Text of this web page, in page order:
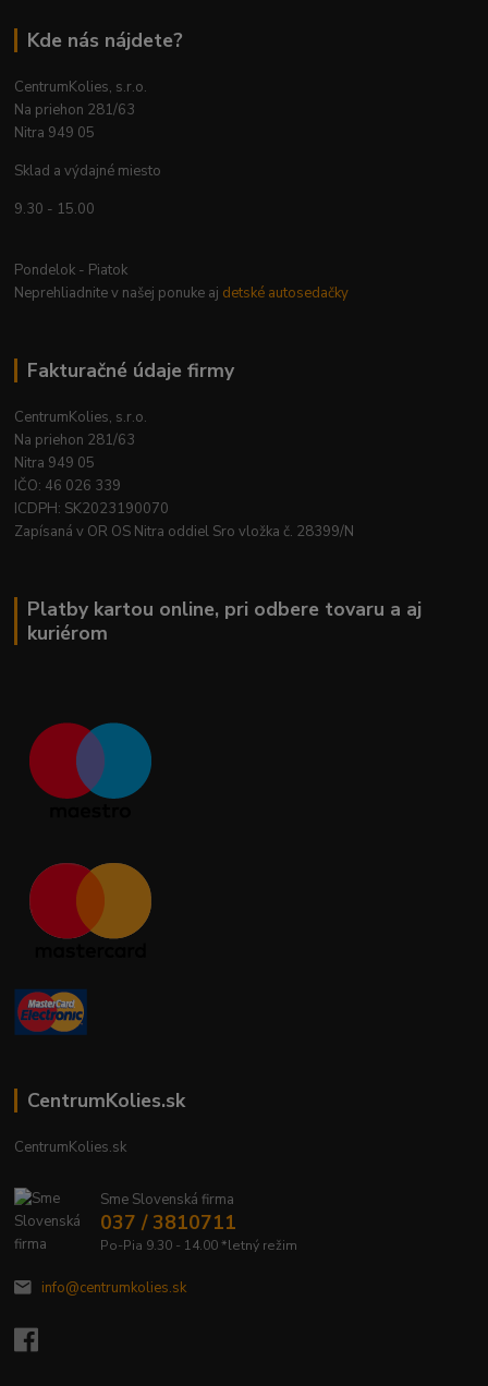
Kde nás nájdete?
CentrumKolies, s.r.o.
Na priehon 281/63
Nitra 949 05
Sklad a výdajné miesto
9.30 - 15.00
Pondelok - Piatok
Neprehliadnite v našej ponuke aj detské autosedačky
Fakturačné údaje firmy
CentrumKolies, s.r.o.
Na priehon 281/63
Nitra 949 05
IČO: 46 026 339
ICDPH: SK2023190070
Zapísaná v OR OS Nitra oddiel Sro vložka č. 28399/N
Platby kartou online, pri odbere tovaru a aj
kuriérom
CentrumKolies.sk
CentrumKolies.sk
Sme Slovenská firma
037 / 3810711
Po-Pia 9.30 - 14.00 *letný režim
info@centrumkolies.sk